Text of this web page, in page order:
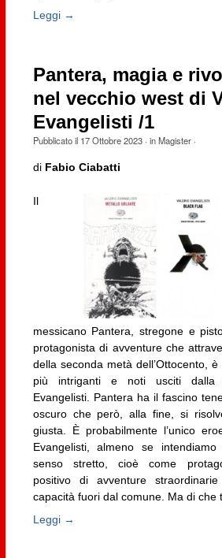
Leggi →
Pantera, magia e
nel vecchio west di
Evangelisti /1
Pubblicato il 17 Ottobre 2023· inMagister·
di Fabio Ciabatti
Il
messicano Pantera, stregone e
protagonista di avventure che
della seconda metà dell’Ottocento,
più intriganti e noti usciti dalla
Evangelisti. Pantera ha il fascino
oscuro che però, alla fine, si
giusta. È probabilmente l’unico
Evangelisti, almeno se
senso stretto, cioè come
positivo di avventure
capacità fuori dal comune. Ma di che
Leggi →